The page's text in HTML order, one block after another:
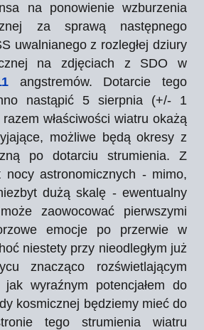
na ponowienie wzburzenia
za sprawą następnego
uwalnianego z rozległej dziury
na zdjęciach z SDO w
angstremów. Dotarcie tego
nastąpić 5 sierpnia (+/- 1
właściwości wiatru okażą
możliwe będą okresy z
po dotarciu strumienia. Z
nocy astronomicznych - mimo,
dużą skalę - ewentualny
zaowocować pierwszymi
emocje po przerwie w
niestety przy nieodległym już
znacząco rozświetlającym
wyraźnym potencjałem do
kosmicznej będziemy mieć do
tego strumienia wiatru